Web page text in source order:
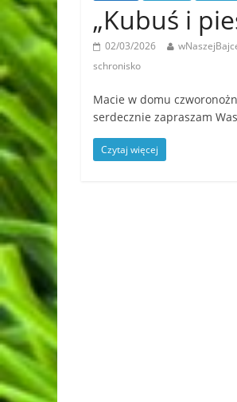
„Kubuś i
02/03/2026
schronisko
Macie w domu
serdecznie zapraszam Was
Czytaj więcej